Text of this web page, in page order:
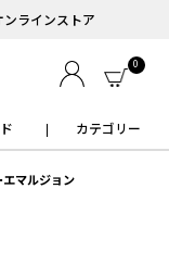
ラインストア
0
カテゴリー
マルジョン